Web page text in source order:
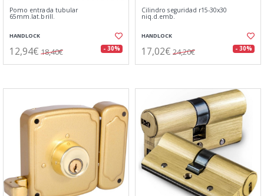
Pomo entrada tubular
65mm.lat.brill.
HANDLOCK
12,94€ 18,40€ - 30%
Cilindro seguridad r15-30x30
niq.d.emb.
HANDLOCK
17,02€ 24,20€ - 30%